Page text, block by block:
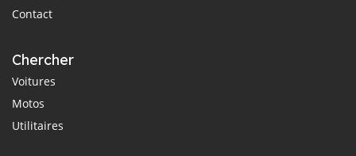
Contact
Chercher
Voitures
Motos
Utilitaires